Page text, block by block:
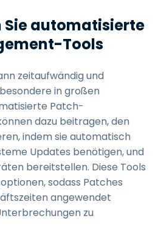
Sie automatisierte
Tools
zeitaufwändig und
in großen
Patch-
dazu beitragen, den
indem sie automatisch
Updates benötigen, und
bereitstellen. Diese Tools
sodass Patches
angewendet
zu